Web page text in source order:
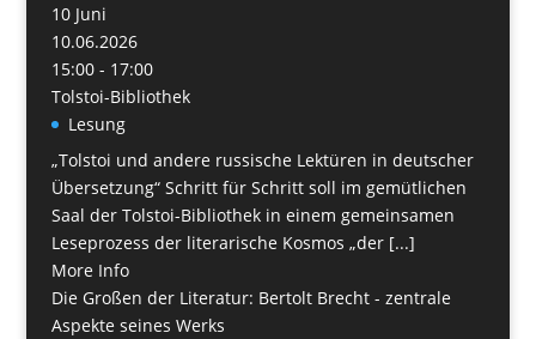
10 Juni
10.06.2026
15:00 - 17:00
Tolstoi-Bibliothek
Lesung
„Tolstoi und andere russische Lektüren in deutscher
Übersetzung“ Schritt für Schritt soll im gemütlichen
Saal der Tolstoi-Bibliothek in einem gemeinsamen
Leseprozess der literarische Kosmos „der [...]
More Info
Die Großen der Literatur: Bertolt Brecht - zentrale
Aspekte seines Werks